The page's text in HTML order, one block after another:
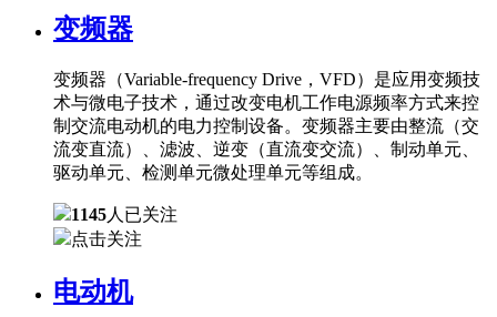
变频器
变频器（Variable-frequency Drive，VFD）是应用变频技
术与微电子技术，通过改变电机工作电源频率方式来控
制交流电动机的电力控制设备。变频器主要由整流（交
流变直流）、滤波、逆变（直流变交流）、制动单元、
驱动单元、检测单元微处理单元等组成。
1145人已关注
点击关注
电动机